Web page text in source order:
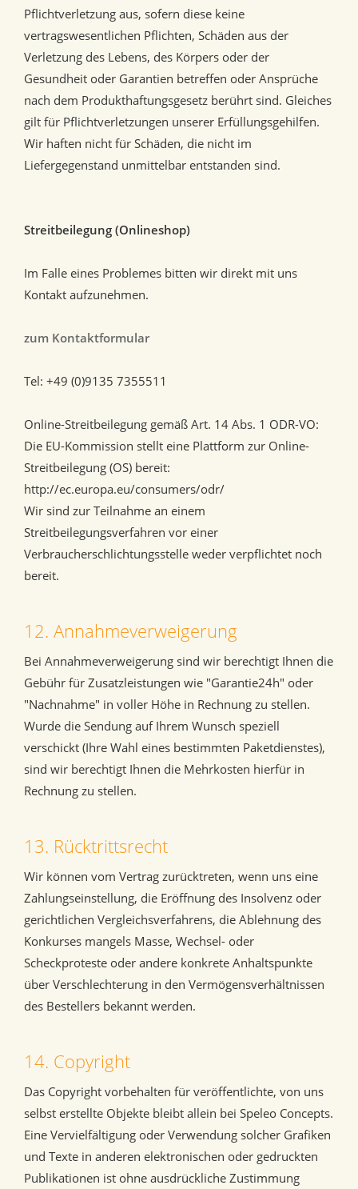
Pflichtverletzung aus, sofern diese keine
vertragswesentlichen Pflichten, Schäden aus der
Verletzung des Lebens, des Körpers oder der
Gesundheit oder Garantien betreffen oder Ansprüche
nach dem Produkthaftungsgesetz berührt sind. Gleiches
gilt für Pflichtverletzungen unserer Erfüllungsgehilfen.
Wir haften nicht für Schäden, die nicht im
Liefergegenstand unmittelbar entstanden sind.
Streitbeilegung (Onlineshop)
Im Falle eines Problemes bitten wir direkt mit uns
Kontakt aufzunehmen.
zum Kontaktformular
Tel: +49 (0)9135 7355511
Online-Streitbeilegung gemäß Art. 14 Abs. 1 ODR-VO:
Die EU-Kommission stellt eine Plattform zur Online-
Streitbeilegung (OS) bereit:
http://ec.europa.eu/consumers/odr/
Wir sind zur Teilnahme an einem
Streitbeilegungsverfahren vor einer
Verbraucherschlichtungsstelle weder verpflichtet noch
bereit.
12. Annahmeverweigerung
Bei Annahmeverweigerung sind wir berechtigt Ihnen die
Gebühr für Zusatzleistungen wie "Garantie24h" oder
"Nachnahme" in voller Höhe in Rechnung zu stellen.
Wurde die Sendung auf Ihrem Wunsch speziell
verschickt (Ihre Wahl eines bestimmten Paketdienstes),
sind wir berechtigt Ihnen die Mehrkosten hierfür in
Rechnung zu stellen.
13. Rücktrittsrecht
Wir können vom Vertrag zurücktreten, wenn uns eine
Zahlungseinstellung, die Eröffnung des Insolvenz oder
gerichtlichen Vergleichsverfahrens, die Ablehnung des
Konkurses mangels Masse, Wechsel- oder
Scheckproteste oder andere konkrete Anhaltspunkte
über Verschlechterung in den Vermögensverhältnissen
des Bestellers bekannt werden.
14. Copyright
Das Copyright vorbehalten für veröffentlichte, von uns
selbst erstellte Objekte bleibt allein bei Speleo Concepts.
Eine Vervielfältigung oder Verwendung solcher Grafiken
und Texte in anderen elektronischen oder gedruckten
Publikationen ist ohne ausdrückliche Zustimmung